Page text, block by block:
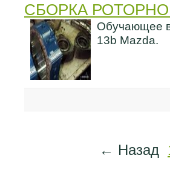
СБОРКА
Обучающее
13b Mazda.
← Назад